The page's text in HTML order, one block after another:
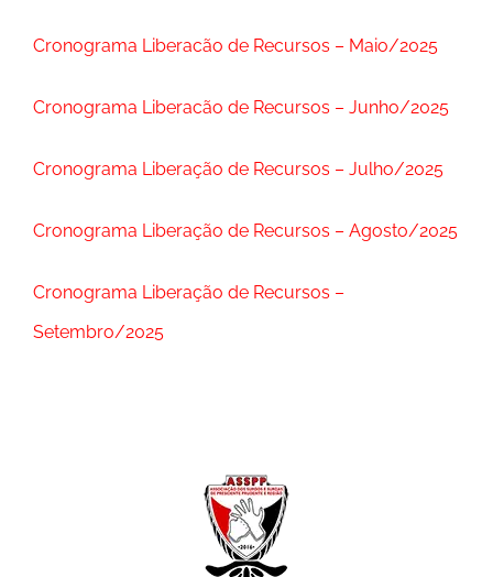
Cronograma Liberacão de Recursos – Maio/2025
Cronograma Liberacão de Recursos – Junho/2025
Cronograma Liberação de Recursos – Julho/2025
Cronograma Liberação de Recursos – Agosto/2025
Cronograma Liberação de Recursos –
Setembro/2025